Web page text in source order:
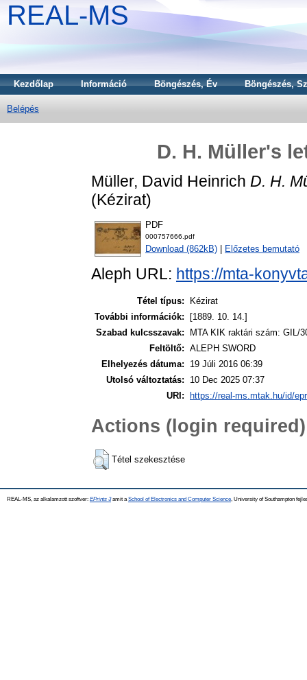
REAL-MS
Kezdőlap Információ Böngészés, Év Böngészés,
Belépés
D. H. Müller's
Müller, David Heinrich D. H.
(Kézirat)
PDF
000757666.pdf
Download (862kB) Előzetes bemutató
Aleph URL: https://mta-
Tétel típus:
Kézirat
További információk:
[1889. 10. 14.]
Szabad kulcsszavak:
MTA KIK raktári szám: GIL/
Feltöltő: ALEPH SWORD
Elhelyezés dátuma:
19 Júli 2016 06:39
Utolsó változtatás:
10 Dec 2025 07:37
URI:
https://real-ms.mtak.hu/id/
Actions (login required)
Tétel szekesztése
REAL-MS, az alkalamzott szoftver: EPrints 3amit a School of Electronics and Computer Science , University of Southampton